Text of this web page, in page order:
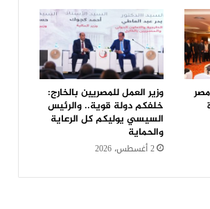
وزير العمل للمصريين بالخارج:
خلفكم دولة قوية.. والرئيس
السيسي يوليكم كل الرعاية
والحماية
2 أغسطس، 2026